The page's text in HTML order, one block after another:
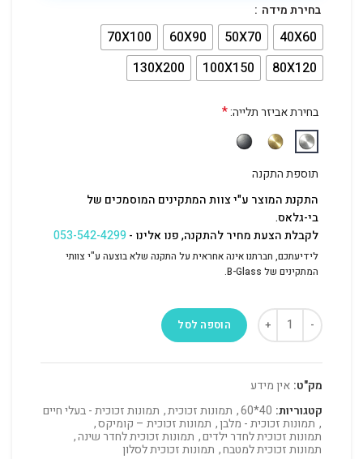
בחירת מידה
40X60
50X70
60X90
70X100
80X120
100X150
130X200
בחירת אביזר תלייה:*
תוספת התקנה
התקנת המוצר ע"י צוות המתקינים המוסמכים של
בי-גלאס.
לקבלת הצעת מחיר להתקנה, פנו אלינו -053-542-4299
לידיעתכם, חברתנו אינה אחראית על התקנה שלא בוצעה ע"י צוותי
המתקינים של B-Glass.
הוספה לסל
מק"ט: אין מידע
קטגוריות: 40*60
, תמונות זכוכית, תמונות זכוכית - בעלי חיים
, תמונות זכוכית - מלבן, תמונות זכוכית – קומיקס,
תמונות זכוכית לחדר ילדים, תמונות זכוכית לחדר שינה,
תמונות זכוכית למטבח, תמונות זכוכית לסלון